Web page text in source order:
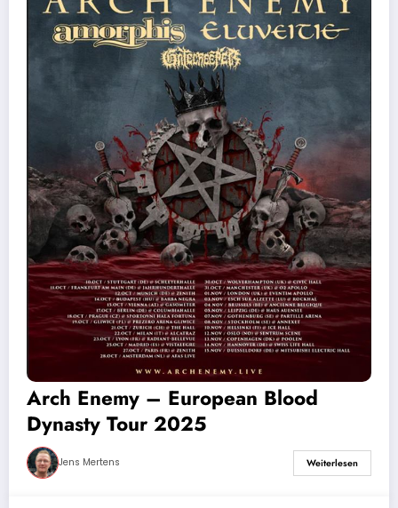
Arch Enemy – European Blood
Dynasty Tour 2025
Jens Mertens Weiterlesen